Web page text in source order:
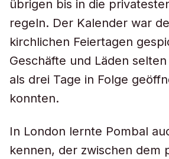
übrigen bis in die
regeln. Der Kalender war
kirchlichen Feiertagen
Geschäfte und Läden
als drei Tage in Folge
konnten.
In London lernte Pombal
kennen, der zwischen dem